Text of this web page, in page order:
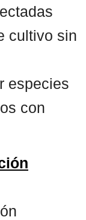
cultivo sin
especies
con